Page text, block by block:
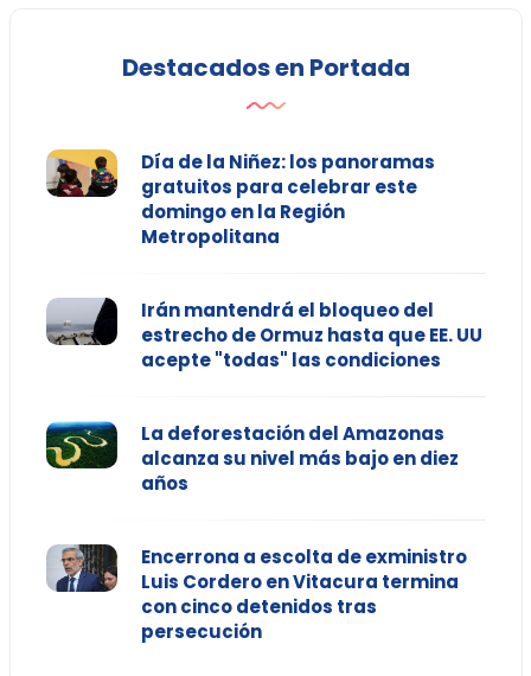
Destacados en Portada
Día de la Niñez: los panoramas
gratuitos para celebrar este
domingo en la Región
Metropolitana
Irán mantendrá el bloqueo del
estrecho de Ormuz hasta que EE. UU
acepte "todas" las condiciones
La deforestación del Amazonas
alcanza su nivel más bajo en diez
años
Encerrona a escolta de exministro
Luis Cordero en Vitacura termina
con cinco detenidos tras
persecución